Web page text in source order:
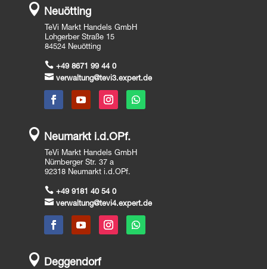
 Neuötting
TeVi Markt Handels GmbH
Lohgerber Straße 15
84524 Neuötting
 +49 8671 99 44 0
 verwaltung@tevi3.expert.de
 Neumarkt i.d.OPf.
TeVi Markt Handels GmbH
Nürnberger Str. 37 a
92318 Neumarkt i.d.OPf.
 +49 9181 40 54 0
 verwaltung@tevi4.expert.de
 Deggendorf